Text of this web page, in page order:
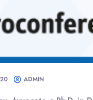
ADMIN